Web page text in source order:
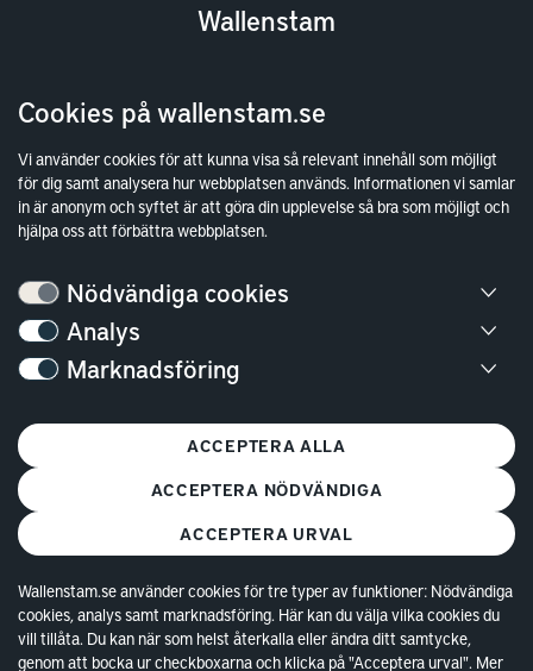
Cookies på wallenstam.se
Vi använder cookies för att kunna visa så relevant innehåll som möjligt
för dig samt analysera hur webbplatsen används. Informationen vi samlar
in är anonym och syftet är att göra din upplevelse så bra som möjligt och
hjälpa oss att förbättra webbplatsen.
Nödvändiga cookies
Analys
Marknadsföring
ACCEPTERA ALLA
ACCEPTERA NÖDVÄNDIGA
ACCEPTERA URVAL
Wallenstam.se använder cookies för tre typer av funktioner: Nödvändiga
cookies, analys samt marknadsföring. Här kan du välja vilka cookies du
vill tillåta. Du kan när som helst återkalla eller ändra ditt samtycke,
genom att bocka ur checkboxarna och klicka på "Acceptera urval". Mer
Wallenstam
Finansiella rapporter
Sök fakturamottagare
Våra fastigheter
Hållbarhet
Kundservice
Stockholm
© Copyright 2026 Wallenstam AB (publ)
Cookies
Behandling av personuppgifter